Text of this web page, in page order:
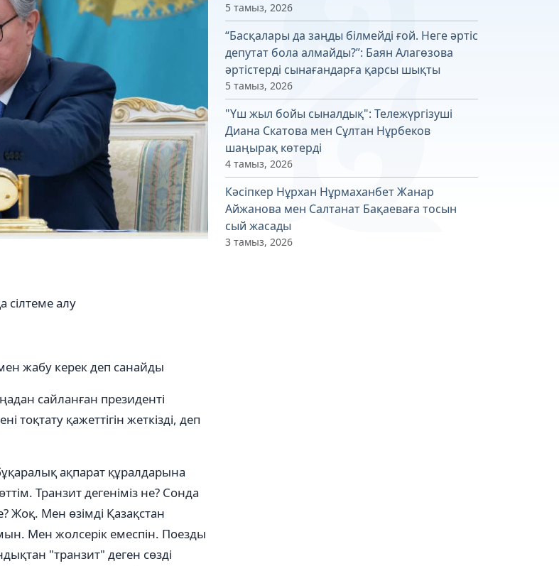
сілтеме алу
жабу керек деп санайды
сайланған президенті
тоқтату қажеттігін жеткізді, деп
ақпарат құралдарына
Транзит дегеніміз не? Сонда
Жоқ. Мен өзімді Қазақстан
Мен жолсерік емеспін. Поезды
"транзит" деген сөзді
5 тамыз, 2026
“Басқалары да заңды білмейді ғой. Неге әртіс
депутат бола алмайды?”: Баян Алагөзова
әртістерді сынағандарға қарсы шықты
5 тамыз, 2026
"Үш жыл бойы сыналдық": Тележүргізуші
Диана Скатова мен Сұлтан Нұрбеков
шаңырақ көтерді
4 тамыз, 2026
Кәсіпкер Нұрхан Нұрмаханбет Жанар
Айжанова мен Салтанат Бақаеваға тосын
сый жасады
3 тамыз, 2026